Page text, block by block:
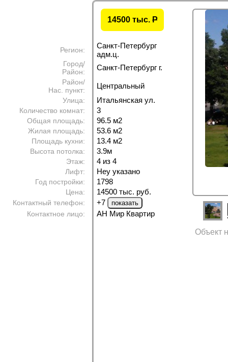
14500 тыс. P
Регион:
Санкт-Петербург
адм.ц.
Город/
Район:
Санкт-Петербург г.
Район/
Нас. пункт:
Центральный
Улица: Итальянская ул.
Количество комнат: 3
Общая площадь: 96.5 м2
Жилая площадь: 53.6 м2
Площадь кухни: 13.4 м2
Высота потолка: 3.9м
Этаж: 4 из 4
Лифт: Неу указано
Год постройки: 1798
Цена: 14500 тыс. руб.
Контактный телефон: +7
Контактное лицо: АН Мир Квартир
Объект